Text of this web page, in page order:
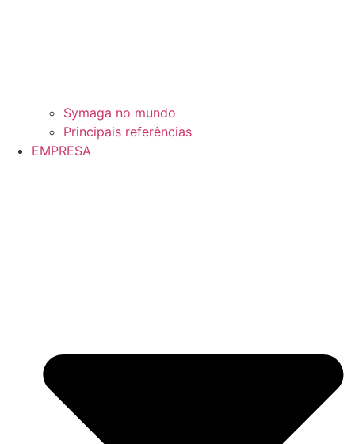
Symaga no mundo
Principais referências
EMPRESA